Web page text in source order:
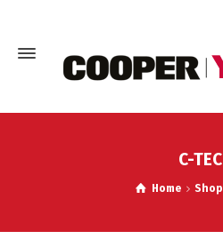
C-TEC
Home Shop